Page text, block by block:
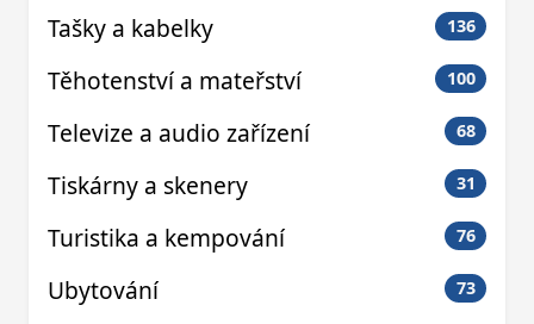
Tašky a kabelky 136
Těhotenství a mateřství 100
Televize a audio zařízení 68
Tiskárny a skenery 31
Turistika a kempování 76
Ubytování 73